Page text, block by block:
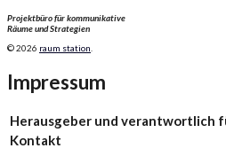
Projektbüro für kommunikative
Räume und Strategien
© 2026 raum station
Impressum
Herausgeber und verantwortlich
Kontakt